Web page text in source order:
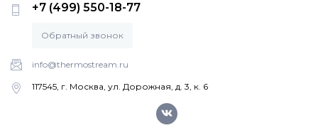
Бойлеры Ferroli
Горелки
+7 (499) 550-18-77
Обратный звонок
info@thermostream.ru
117545, г. Москва, ул. Дорожная, д. 3, к. 6